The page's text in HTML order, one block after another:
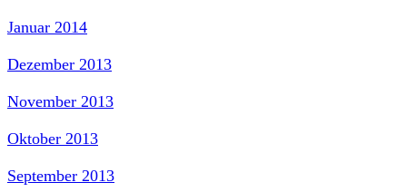
Januar 2014
Dezember 2013
November 2013
Oktober 2013
September 2013